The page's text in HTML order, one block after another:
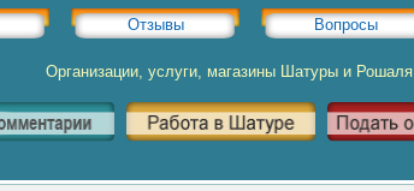
Отзывы Вопросы
Организации, услуги, магазины Шатуры и Рошаля